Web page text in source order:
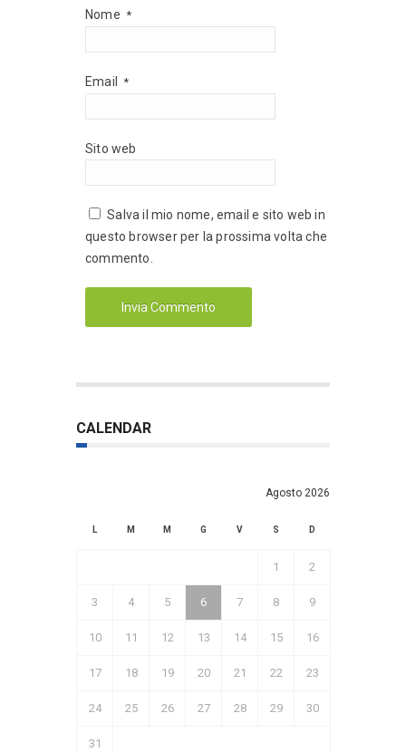
Nome *
Email *
Sito web
Salva il mio nome, email e sito web in
questo browser per la prossima volta che
commento.
CALENDAR
Agosto 2026
L M M G V S D
1 2
3 4 5 6 7 8 9
10 11 12 13 14 15 16
17 18 19 20 21 22 23
24 25 26 27 28 29 30
31